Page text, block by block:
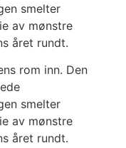
smelter
av mønstre
året rundt.
rom inn. Den
smelter
av mønstre
året rundt.